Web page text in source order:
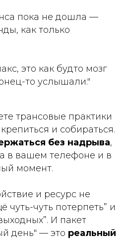
пока не дошла —
как только
это как будто мозг
то услышали."
трансовые практики
и собираться.
без надрыва,
в вашем телефоне и в
момент.
и ресурс не
чуть-чуть потерпеть” и
И пакет
день" — это реальный